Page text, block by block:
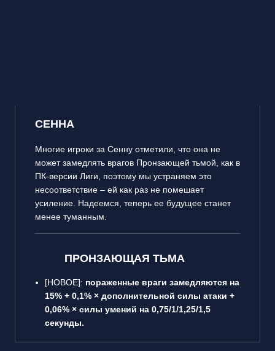
СЕННА
Многие игроки за Сенну отметили, что она не
может замедлять врагов Пронзающей тьмой, как в
ПК-версии Лиги, поэтому мы устраняем это
несоответствие – ей как раз не помешает
усиление. Надеемся, теперь ее будущее станет
менее туманным.
ПРОНЗАЮЩАЯ ТЬМА
[НОВОЕ]: пораженные враги замедляются на
15% + 0,1% × дополнительной силы атаки +
0,06% × силы умений на 0,75/1/1,25/1,5
секунды.